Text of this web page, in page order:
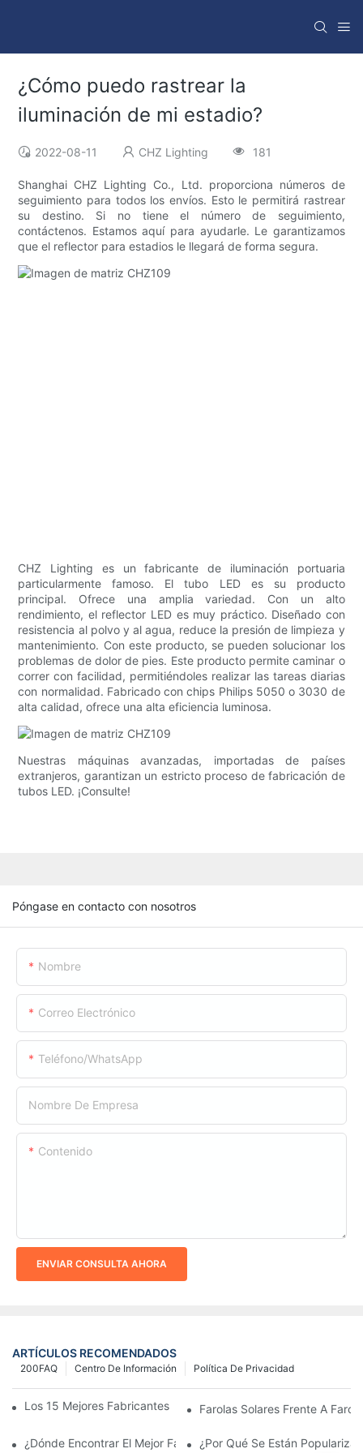
¿Cómo puedo rastrear la
iluminación de mi estadio?
2022-08-11 CHZ Lighting 181
Shanghai CHZ Lighting Co., Ltd. proporciona números de
seguimiento para todos los envíos. Esto le permitirá rastrear
su destino. Si no tiene el número de seguimiento,
contáctenos. Estamos aquí para ayudarle. Le garantizamos
que el reflector para estadios le llegará de forma segura.
CHZ Lighting es un fabricante de iluminación portuaria
particularmente famoso. El tubo LED es su producto
principal. Ofrece una amplia variedad. Con un alto
rendimiento, el reflector LED es muy práctico. Diseñado con
resistencia al polvo y al agua, reduce la presión de limpieza y
mantenimiento. Con este producto, se pueden solucionar los
problemas de dolor de pies. Este producto permite caminar o
correr con facilidad, permitiéndoles realizar las tareas diarias
con normalidad. Fabricado con chips Philips 5050 o 3030 de
alta calidad, ofrece una alta eficiencia luminosa.
Nuestras máquinas avanzadas, importadas de países
extranjeros, garantizan un estricto proceso de fabricación de
tubos LED. ¡Consulte!
Póngase en contacto con nosotros
Nombre
Correo Electrónico
Teléfono/WhatsApp
Nombre De Empresa
Contenido
ENVIAR CONSULTA AHORA
ARTÍCULOS RECOMENDADOS
Política De Privacidad
Centro De Información
200FAQ
Los 15 Mejores Fabricantes De Farolas Solares Del Mundo
Farolas Solares Frente A
¿Dónde Encontrar El Mejor Fabricante De Farolas Solares?
¿Por Qué Se Están